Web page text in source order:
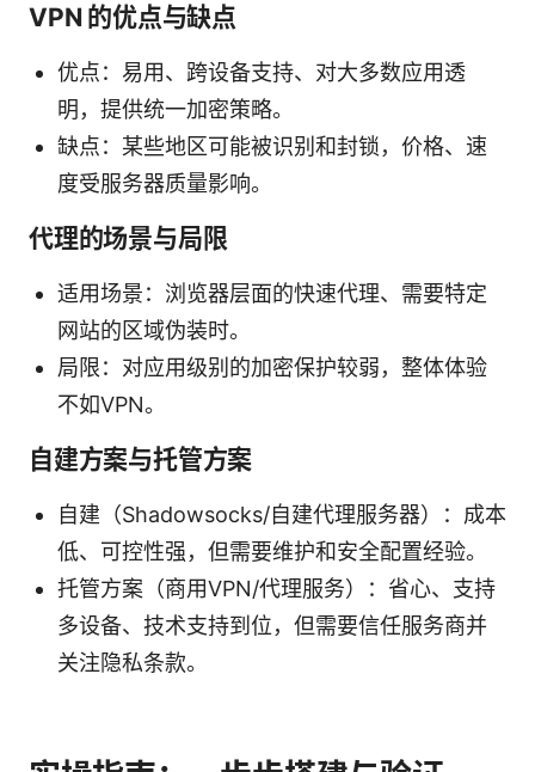
VPN 的优点与缺点
优点：易用、跨设备支持、对大多数应用透
明，提供统一加密策略。
缺点：某些地区可能被识别和封锁，价格、速
度受服务器质量影响。
代理的场景与局限
适用场景：浏览器层面的快速代理、需要特定
网站的区域伪装时。
局限：对应用级别的加密保护较弱，整体体验
不如VPN。
自建方案与托管方案
自建（Shadowsocks/自建代理服务器）：成本
低、可控性强，但需要维护和安全配置经验。
托管方案（商用VPN/代理服务）：省心、支持
多设备、技术支持到位，但需要信任服务商并
关注隐私条款。